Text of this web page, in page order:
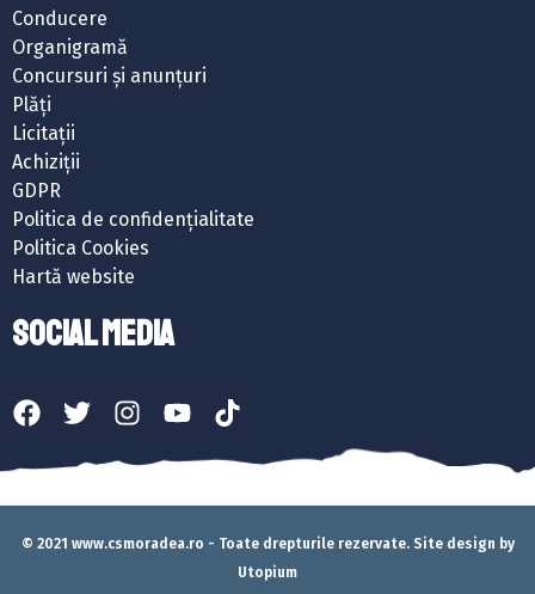
Conducere
Organigramă
Concursuri și anunțuri
Plăți
Licitații
Achiziții
GDPR
Politica de confidențialitate
Politica Cookies
Hartă website
SOCIAL MEDIA
© 2021 www.csmoradea.ro - Toate drepturile rezervate. Site design by
Utopium